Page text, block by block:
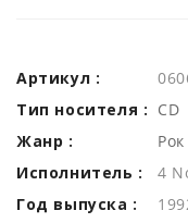
Артикул :
Тип носителя : CD
Жанр :
Рок
Исполнитель :
4
Год выпуска :